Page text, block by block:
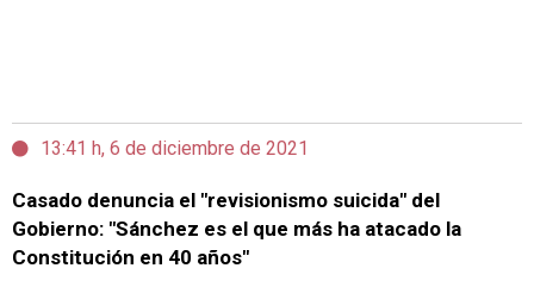
13:41 h, 6 de diciembre de 2021
Casado denuncia el "revisionismo suicida" del
Gobierno: "Sánchez es el que más ha atacado la
Constitución en 40 años"